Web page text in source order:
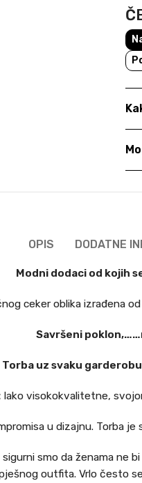
OPIS DODATNE
Modni dodaci od kojih
ceker oblika izrađena
Savršeni
uz svaku garderobu
Iako visokokvalitetne,
u dizajnu. Torba
smo da ženama ne
outfita. Vrlo često